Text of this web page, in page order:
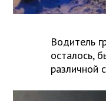
Водитель
осталось,
различной